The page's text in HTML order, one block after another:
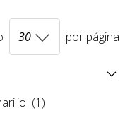
por página
(1)